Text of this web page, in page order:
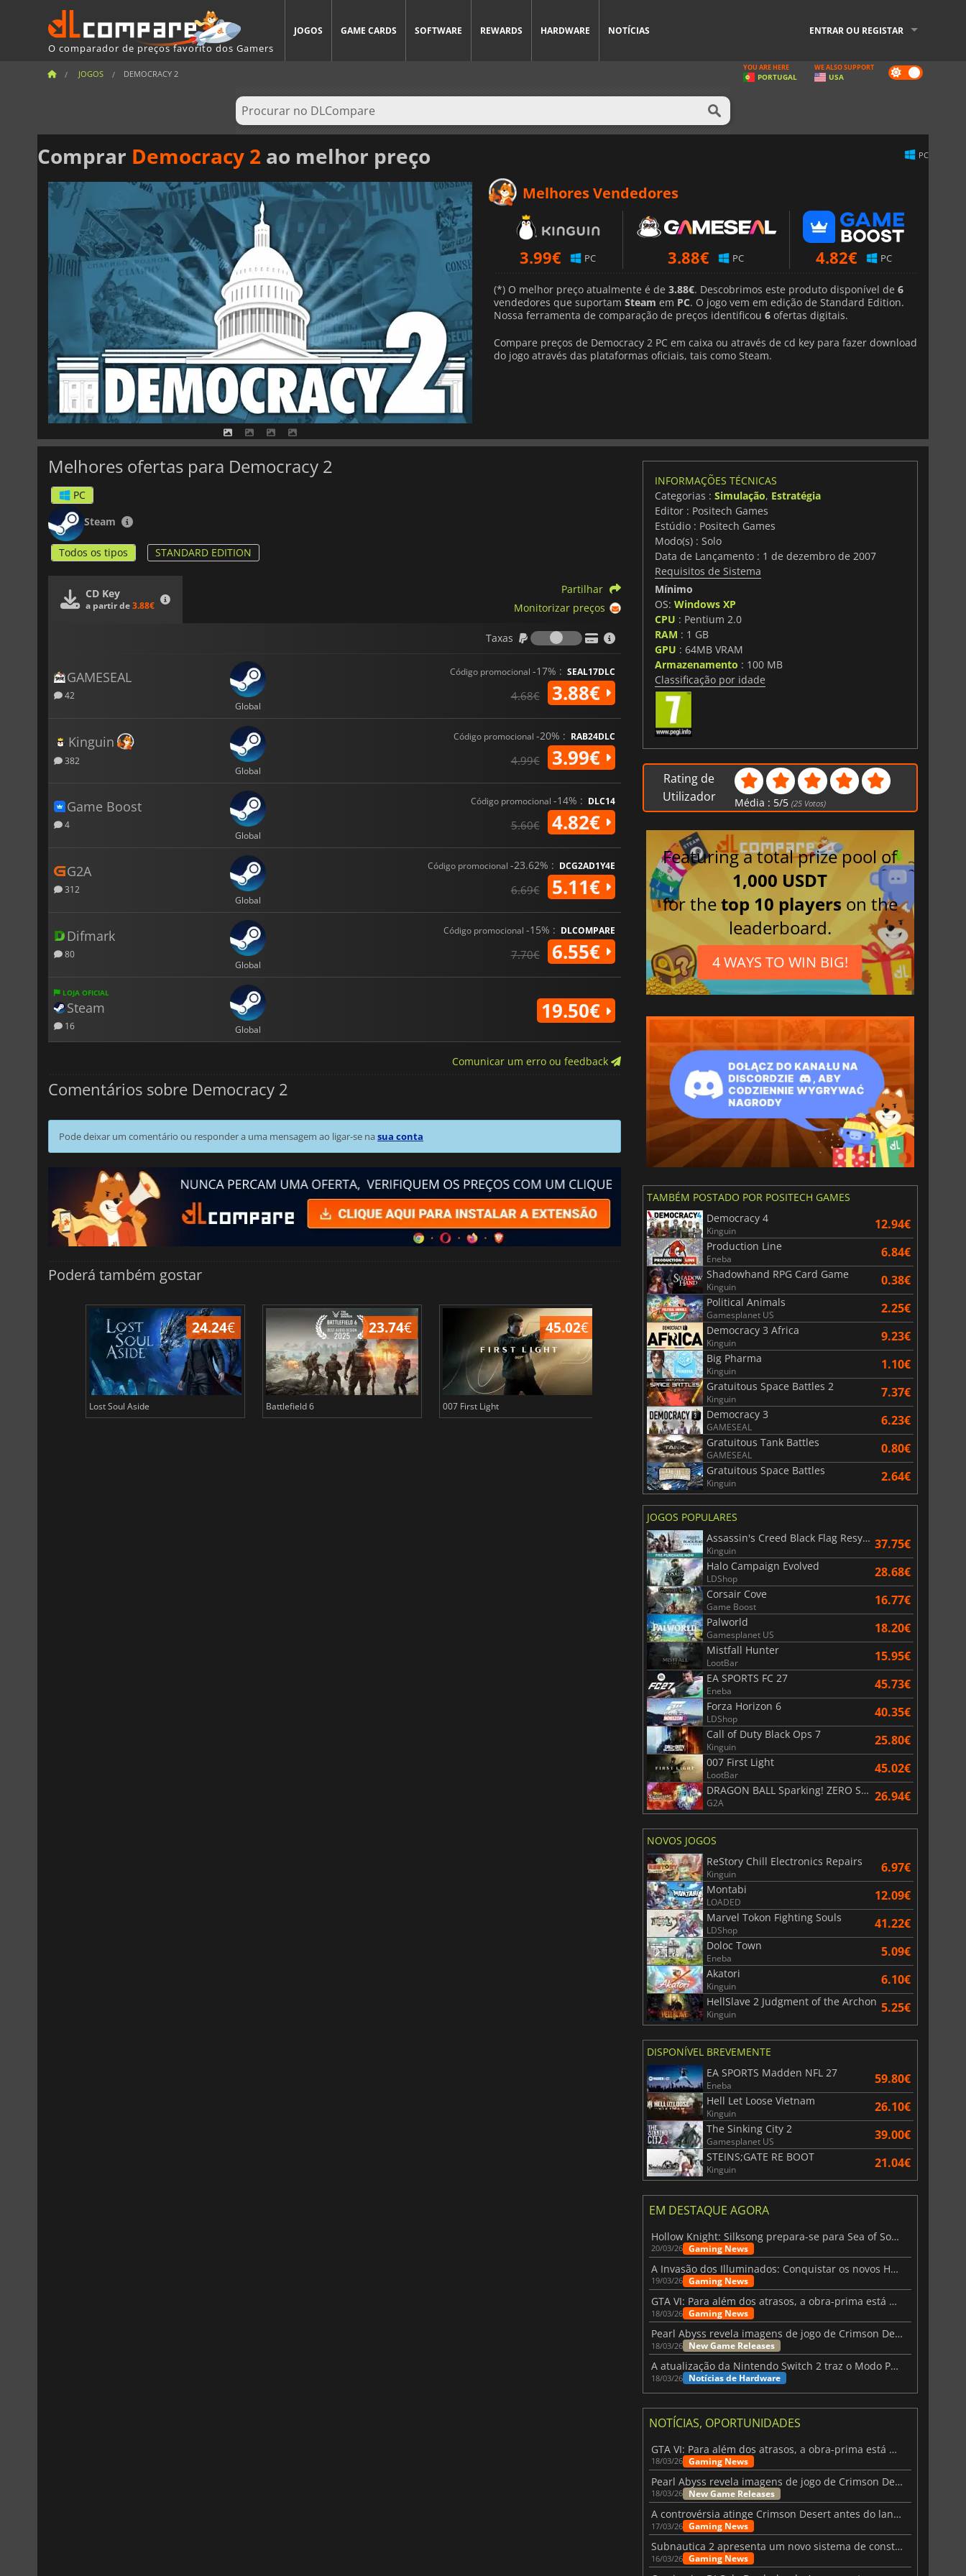
O comparador de preços favorito dos Gamers
JOGOS GAME CARDS SOFTWARE REWARDS HARDWARE NOTÍCIAS ENTRAR OU REGISTAR
JOGOS DEMOCRACY 2 Dark
mode
YOU ARE HERE
PORTUGAL
WE ALSO SUPPORT
USA
Comprar Democracy 2 ao melhor preço PC
Melhores Vendedores
3.99€ PC 3.88€ PC 4.82€ PC
(*) O melhor preço atualmente é de 3.88€. Descobrimos este produto disponível de 6
vendedores que suportam Steam em PC. O jogo vem em edição de Standard Edition.
Nossa ferramenta de comparação de preços identificou 6 ofertas digitais.
Compare preços de Democracy 2 PC em caixa ou através de cd key para fazer download
do jogo através das plataformas oficiais, tais como Steam.
Melhores ofertas para Democracy 2
PC
Steam
Todos os tipos STANDARD EDITION
CD Key
a partir de3.88€
Partilhar
Monitorizar preços
Taxas
Taxas
GAMESEAL
42
Global
Código promocional -17% : SEAL17DLC
4.68€ 3.88€
Kinguin
382
Global
Código promocional -20% : RAB24DLC
4.99€ 3.99€
Game Boost
4
Global
Código promocional -14% : DLC14
5.60€ 4.82€
G2A
312
Global
Código promocional -23.62% : DCG2AD1Y4E
6.69€ 5.11€
Difmark
80
Global
Código promocional -15% : DLCOMPARE
7.70€ 6.55€
LOJA OFICIAL
Steam
16 Global
19.50€
Comunicar um erro ou feedback
Comentários sobre Democracy 2
Pode deixar um comentário ou responder a uma mensagem ao ligar-se nasua conta
Poderá também gostar
24.24€
Lost Soul Aside
23.74€
Battlefield 6
45.02€
007 First Light
36.10€
Baldur's Gate 3
41.13
Elden Ring
INFORMAÇÕES TÉCNICAS
Categorias : Simulação, Estratégia
Editor : Positech Games
Estúdio : Positech Games
Modo(s) : Solo
Data de Lançamento : 1 de dezembro de 2007
Requisitos de Sistema
Mínimo
OS: Windows XP
CPU : Pentium 2.0
RAM : 1 GB
GPU : 64MB VRAM
Armazenamento : 100 MB
Classificação por idade
Rating de
Utilizador
Média : 5/5 (25 Votos)
Featuring a total prize pool of
1,000 USDT
for thetop 10 players on the
leaderboard.
4 WAYS TO WIN BIG!
TAMBÉM POSTADO POR POSITECH GAMES
Democracy 4
Kinguin 12.94€
Production Line
Eneba 6.84€
Shadowhand RPG Card Game
Kinguin 0.38€
Political Animals
Gamesplanet US 2.25€
Democracy 3 Africa
Kinguin 9.23€
Big Pharma
Kinguin 1.10€
Gratuitous Space Battles 2
Kinguin 7.37€
Democracy 3
GAMESEAL 6.23€
Gratuitous Tank Battles
GAMESEAL 0.80€
Gratuitous Space Battles
Kinguin 2.64€
JOGOS POPULARES
Assassin's Creed Black Flag Resynced
Kinguin 37.75€
Halo Campaign Evolved
LDShop 28.68€
Corsair Cove
Game Boost 16.77€
Palworld
Gamesplanet US 18.20€
Mistfall Hunter
LootBar 15.95€
EA SPORTS FC 27
Eneba 45.73€
Forza Horizon 6
LDShop 40.35€
Call of Duty Black Ops 7
Kinguin 25.80€
007 First Light
LootBar 45.02€
DRAGON BALL Sparking! ZERO Super Limit Breaking NEO
G2A 26.94€
NOVOS JOGOS
ReStory Chill Electronics Repairs
Kinguin 6.97€
Montabi
LOADED 12.09€
Marvel Tokon Fighting Souls
LDShop 41.22€
Doloc Town
Eneba 5.09€
Akatori
Kinguin 6.10€
HellSlave 2 Judgment of the Archon
Kinguin 5.25€
DISPONÍVEL BREVEMENTE
EA SPORTS Madden NFL 27
Eneba 59.80€
Hell Let Loose Vietnam
Kinguin 26.10€
The Sinking City 2
Gamesplanet US 39.00€
STEINS;GATE RE BOOT
Kinguin 21.04€
EM DESTAQUE AGORA
Hollow Knight: Silksong prepara-se para Sea of Sorrow com um patch
20/03/26 Gaming News
A Invasão dos Illuminados: Conquistar os novos Helldivers 2 Atualização!
19/03/26 Gaming News
GTA VI: Para além dos atrasos, a obra-prima está quase a chegar
18/03/26 Gaming News
Pearl Abyss revela imagens de jogo de Crimson Desert para a PS5
18/03/26 New Game Releases
A atualização da Nintendo Switch 2 traz o Modo Portátil aos jogos mais antigos da Switch
18/03/26 Notícias de Hardware
NOTÍCIAS, OPORTUNIDADES
GTA VI: Para além dos atrasos, a obra-prima está quase a chegar
18/03/26 Gaming News
Pearl Abyss revela imagens de jogo de Crimson Desert para a PS5
18/03/26 New Game Releases
A controvérsia atinge Crimson Desert antes do lançamento
17/03/26 Gaming News
Subnautica 2 apresenta um novo sistema de construção de bases
16/03/26 Gaming News